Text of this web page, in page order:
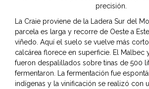
precisión.
La Craie proviene de la Ladera Sur del
parcela es larga y recorre de Oeste a
viñedo. Aquí el suelo se vuelve más
calcárea florece en superficie. El Malbec
fueron despalillados sobre tinas de 500
fermentaron. La fermentación fue
indígenas y la vinificación se realizó con